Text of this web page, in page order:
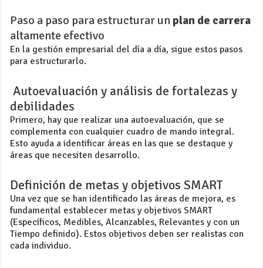
Paso a paso para estructurar un plan de carrera
altamente efectivo
En la gestión empresarial del día a día, sigue estos pasos
para estructurarlo.
Autoevaluación y análisis de fortalezas y
debilidades
Primero, hay que realizar una autoevaluación, que se
complementa con cualquier cuadro de mando integral.
Esto ayuda a identificar áreas en las que se destaque y
áreas que necesiten desarrollo.
Definición de metas y objetivos SMART
Una vez que se han identificado las áreas de mejora, es
fundamental establecer metas y objetivos SMART
(Específicos, Medibles, Alcanzables, Relevantes y con un
Tiempo definido). Estos objetivos deben ser realistas con
cada individuo.